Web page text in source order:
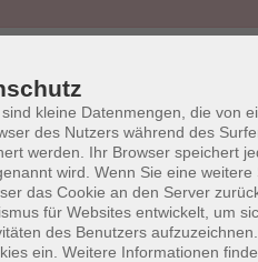
AGB
kleine Datenmengen, die von
des Nutzers während des
werden. Ihr Browser speichert
wird. Wenn Sie eine
das Cookie an den Server
für Websites entwickelt, um
des Benutzers
ein. Weitere Informationen